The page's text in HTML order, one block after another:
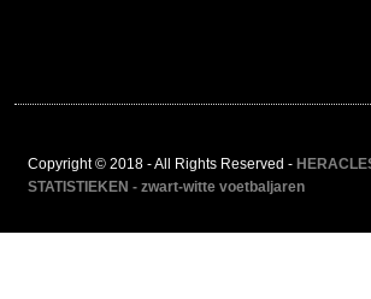
Copyright © 2018 - All Rights Reserved -
STATISTIEKEN - zwart-witte voetbaljaren